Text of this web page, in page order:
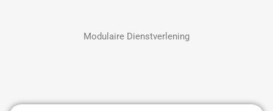
Modulaire Dienstverlening